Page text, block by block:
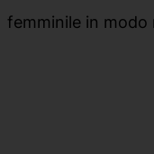
femminile in